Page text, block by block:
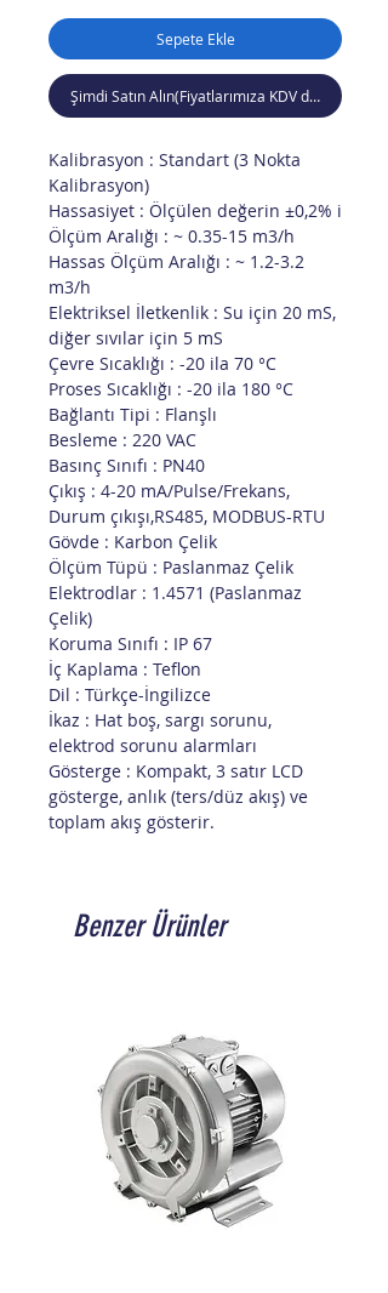
Sepete Ekle
Şimdi Satın Alın(Fiyatlarımıza KDV dahil değildir)
Kalibrasyon : Standart (3 Nokta
Kalibrasyon)
Hassasiyet : Ölçülen değerin ±0,2% i
Ölçüm Aralığı : ~ 0.35-15 m3/h
Hassas Ölçüm Aralığı : ~ 1.2-3.2
m3/h
Elektriksel İletkenlik : Su için 20 mS,
diğer sıvılar için 5 mS
Çevre Sıcaklığı : -20 ila 70 °C
Proses Sıcaklığı : -20 ila 180 °C
Bağlantı Tipi : Flanşlı
Besleme : 220 VAC
Basınç Sınıfı : PN40
Çıkış : 4-20 mA/Pulse/Frekans,
Durum çıkışı,RS485, MODBUS-RTU
Gövde : Karbon Çelik
Ölçüm Tüpü : Paslanmaz Çelik
Elektrodlar : 1.4571 (Paslanmaz
Çelik)
Koruma Sınıfı : IP 67
İç Kaplama : Teflon
Dil : Türkçe-İngilizce
İkaz : Hat boş, sargı sorunu,
elektrod sorunu alarmları
Gösterge : Kompakt, 3 satır LCD
gösterge, anlık (ters/düz akış) ve
toplam akış gösterir.
Benzer Ürünler